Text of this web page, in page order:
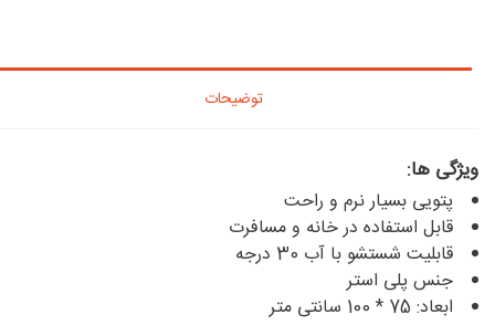
توضیحات
ویژگی ها:
پتویی بسیار نرم و راحت
قابل استفاده در خانه و مسافرت
قابلیت شستشو با آب 30 درجه
جنس پلی استر
ابعاد: 75 * 100 سانتی متر